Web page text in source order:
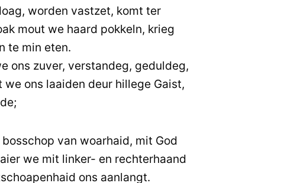
worden vastzet, komt ter
mout we haard pokkeln, krieg
te min eten.
ons zuver, verstandeg, geduldeg,
we ons laaiden deur hillege Gaist,
van woarhaid, mit God
we mit linker- en rechterhaand
ons aanlangt.